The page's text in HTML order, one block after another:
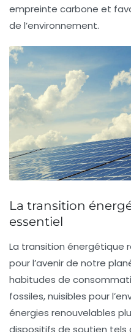
empreinte carbone et
de l’environnement.
La transition
essentiel
La transition énergétique
pour l’avenir de notre
habitudes de
fossiles, nuisibles pour
énergies renouvelables
dispositifs de soutien tels